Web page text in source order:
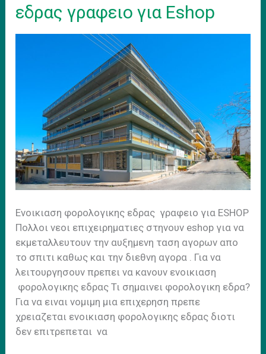
εδρας γραφειο για Eshop
Ενοικιαση φορολογικης εδρας γραφειο για ESHOP
Πολλοι νεοι επιχειρηματιες στηνουν eshop για να
εκμεταλλευτουν την αυξημενη ταση αγορων απο
το σπιτι καθως και την διεθνη αγορα . Για να
λειτουργησουν πρεπει να κανουν ενοικιαση
φορολογικης εδρας Τι σημαινει φορολογικη εδρα?
Για να ειναι νομιμη μια επιχερηση πρεπε
χρειαζεται ενοικιαση φορολογικης εδρας διοτι
δεν επιτρεπεται να